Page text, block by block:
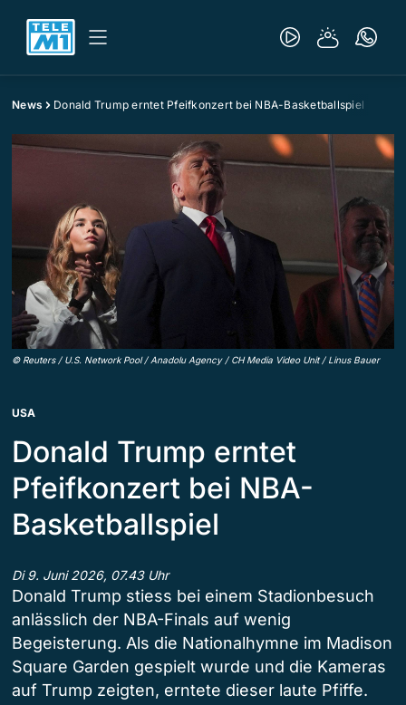
News Donald Trump erntet Pfeifkonzert bei NBA-Basketballspiel
© Reuters / U.S. Network Pool / Anadolu Agency / CH Media Video Unit / Linus Bauer
USA
Donald Trump erntet
Pfeifkonzert bei NBA-
Basketballspiel
Di 9. Juni 2026, 07.43 Uhr
Donald Trump stiess bei einem Stadionbesuch
anlässlich der NBA-Finals auf wenig
Begeisterung. Als die Nationalhymne im Madison
Square Garden gespielt wurde und die Kameras
auf Trump zeigten, erntete dieser laute Pfiffe.